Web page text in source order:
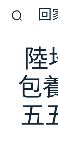
切
開
關
回
陸
包
五